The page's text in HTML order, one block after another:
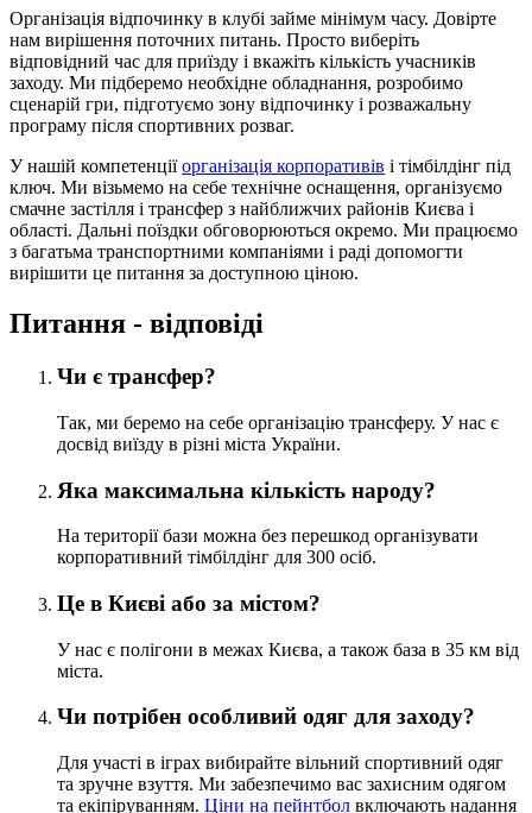
Організація відпочинку в клубі займе мінімум часу. Довірте
нам вирішення поточних питань. Просто виберіть
відповідний час для приїзду і вкажіть кількість учасників
заходу. Ми підберемо необхідне обладнання, розробимо
сценарій гри, підготуємо зону відпочинку і розважальну
програму після спортивних розваг.
У нашій компетенціїорганізація корпоративів і тімбілдінг під
ключ. Ми візьмемо на себе технічне оснащення, організуємо
смачне застілля і трансфер з найближчих районів Києва і
області. Дальні поїздки обговорюються окремо. Ми працюємо
з багатьма транспортними компаніями і раді допомогти
вирішити це питання за доступною ціною.
Питання - відповіді
Чи є трансфер?
Так, ми беремо на себе організацію трансферу. У нас є
досвід виїзду в різні міста України.
Яка максимальна кількість народу?
На території бази можна без перешкод організувати
корпоративний тімбілдінг для 300 осіб.
Це в Києві або за містом?
У нас є полігони в межах Києва, а також база в 35 км від
міста.
Чи потрібен особливий одяг для заходу?
Для участі в іграх вибирайте вільний спортивний одяг
та зручне взуття. Ми забезпечимо вас захисним одягом
та екіпіруванням. Ціни на пейнтбол включають надання